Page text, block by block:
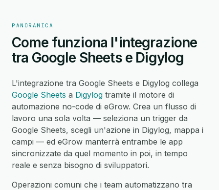
PANORAMICA
Come funziona l'integrazione
tra Google Sheets e Digylog
L'integrazione tra Google Sheets e Digylog collega
Google Sheets a Digylog tramite il motore di
automazione no-code di eGrow. Crea un flusso di
lavoro una sola volta — seleziona un trigger da
Google Sheets, scegli un'azione in Digylog, mappa i
campi — ed eGrow manterrà entrambe le app
sincronizzate da quel momento in poi, in tempo
reale e senza bisogno di sviluppatori.
Operazioni comuni che i team automatizzano tra